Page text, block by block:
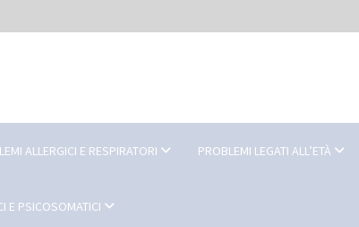
ALLERGICI E RESPIRATORI PROBLEMI LEGATI ALL’ETÀ
E PSICOSOMATICI